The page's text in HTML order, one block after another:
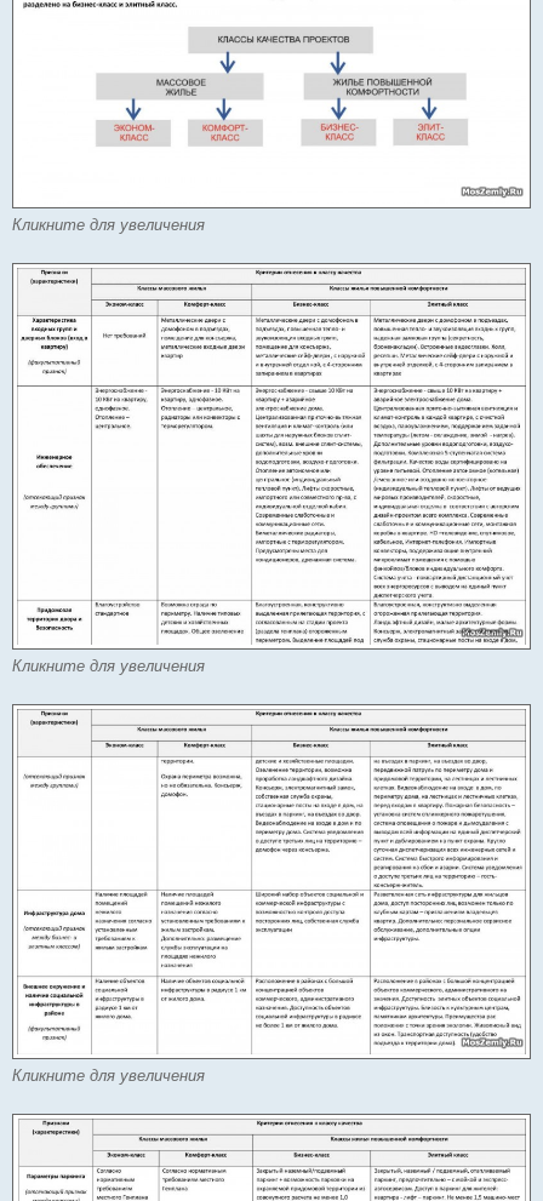
Кликните для увеличения
Кликните для увеличения
Кликните для увеличения